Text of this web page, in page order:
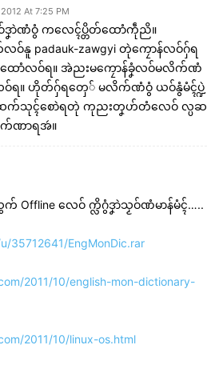
At 7:25 PM
ဒၞာဲဏံဝွံ ကလေၚ်ပ္တိတ်ထောံကဵုညိ။
padauk-zawgyi တုဲကၠောန်လဝ်ဂှ်ရ
ာံလဝ်ရ။ အဲညးမကၠောန်ခၞံလဝ်မလိက်ဏံ
ရ။ ဟိုတ်ဂှ်ရတှေ် မလိက်ဏံဝွံ ယဝ်နွံမံၚ်ပ္ဍဲ
ဆက်သုၚ်စောဲရတုဲ ကုညးတၞဟ်တံလေဝ် လ္ပဆ
ဏာရအဴ။
Offline လေဝ် က္လိဂွံဒၞာဲသၟဝ်ဏံမာန်မံၚ်…..
35712641/EngMonDic.rar
2011/10/english-mon-dictionary-
2011/10/linux-os.html